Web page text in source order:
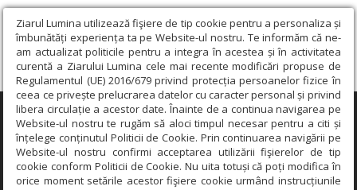
Ziarul Lumina utilizează fişiere de tip cookie pentru a personaliza și
îmbunătăți experiența ta pe Website-ul nostru. Te informăm că ne-
am actualizat politicile pentru a integra în acestea și în activitatea
curentă a Ziarului Lumina cele mai recente modificări propuse de
Regulamentul (UE) 2016/679 privind protecția persoanelor fizice în
ceea ce privește prelucrarea datelor cu caracter personal și privind
libera circulație a acestor date. Înainte de a continua navigarea pe
Website-ul nostru te rugăm să aloci timpul necesar pentru a citi și
înțelege conținutul Politicii de Cookie. Prin continuarea navigării pe
Website-ul nostru confirmi acceptarea utilizării fişierelor de tip
cookie conform Politicii de Cookie. Nu uita totuși că poți modifica în
orice moment setările acestor fişiere cookie urmând instrucțiunile
×